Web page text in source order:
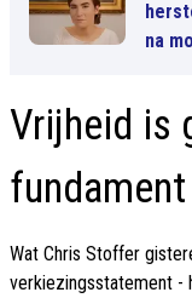
na
Vrijheid is
fundament
Wat Chris Stoffer
verkiezingsstatement -